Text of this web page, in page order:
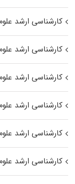
کارشناسی ارشد
کارشناسی ارشد
کارشناسی ارشد علوم
کارشناسی ارشد علوم
کارشناسی ارشد
کارشناسی ارشد